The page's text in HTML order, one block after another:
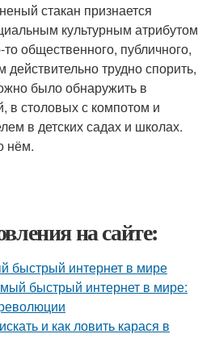
стакан признается
культурным атрибутом
общественного, публичного,
трудно спорить,
было обнаружить в
в столовых с компотом и
в детских садах и школах.
нём.
на сайте:
быстрый интернет в мире
быстрый интернет в мире:
и как ловить карася в